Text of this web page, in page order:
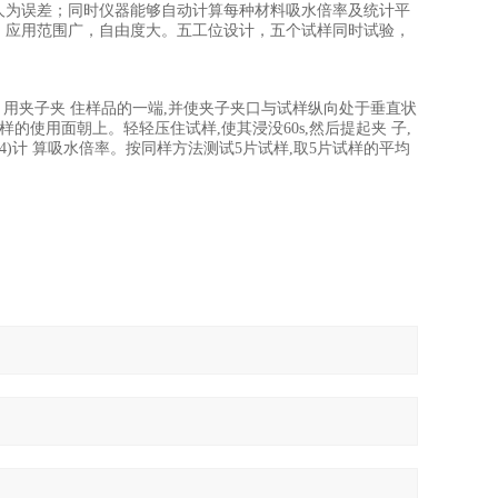
误差；同时仪器能够自动计算每种材料吸水倍率及统计平
用范围广，自由度大。五工位设计，五个试样同时试验，
夹子夹 住样品的一端,并使夹子夹口与试样纵向处于垂直状
使用面朝上。轻轻压住试样,使其浸没60s,然后提起夹 子,
算吸水倍率。按同样方法测试5片试样,取5片试样的平均